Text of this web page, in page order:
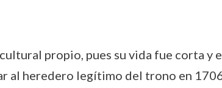
propio, pues su vida fue corta y
al heredero legítimo del trono en